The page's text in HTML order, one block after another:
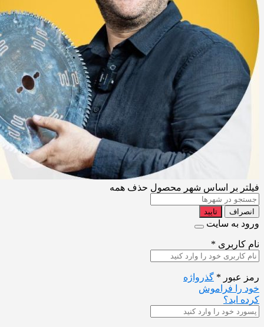
فیلتر بر اساس شهر محصول حذف همه
انصراف تایید
ورود به سایت
نام کاربری *
رمز عبور * گذرواژه
خود را فراموش
کرده اید؟